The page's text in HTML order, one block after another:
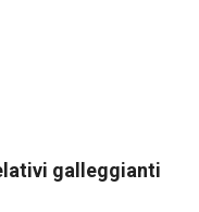
galleggianti